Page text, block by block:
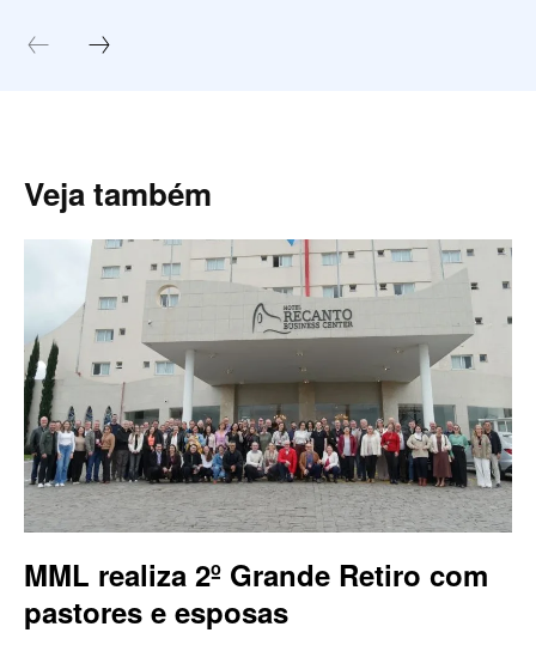
Veja também
MML realiza 2º Grande Retiro com
pastores e esposas